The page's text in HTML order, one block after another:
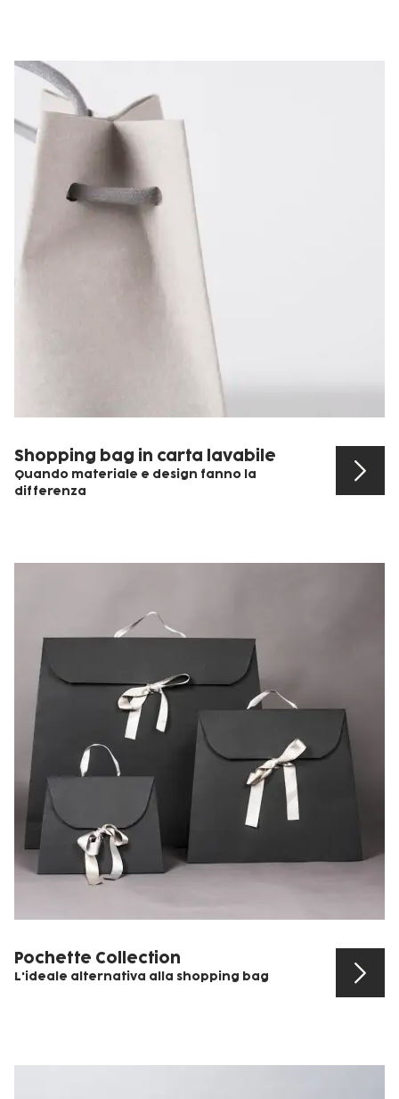
Shopping bag in carta lavabile
Quando materiale e design fanno la
differenza
Scopri il prodotto
Pochette Collection
L'ideale alternativa alla shopping bag